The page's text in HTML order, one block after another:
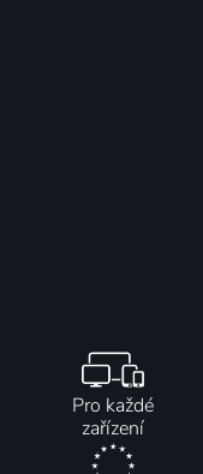
Pro každé
zařízení